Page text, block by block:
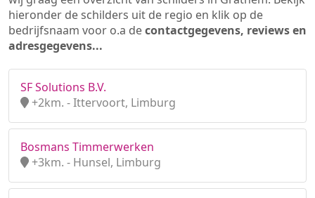
hieronder de schilders uit de regio en klik op de
bedrijfsnaam voor o.a decontactgegevens, reviews en
adresgegevens...
SF Solutions B.V.
+2km. - Ittervoort, Limburg
Bosmans Timmerwerken
+3km. - Hunsel, Limburg